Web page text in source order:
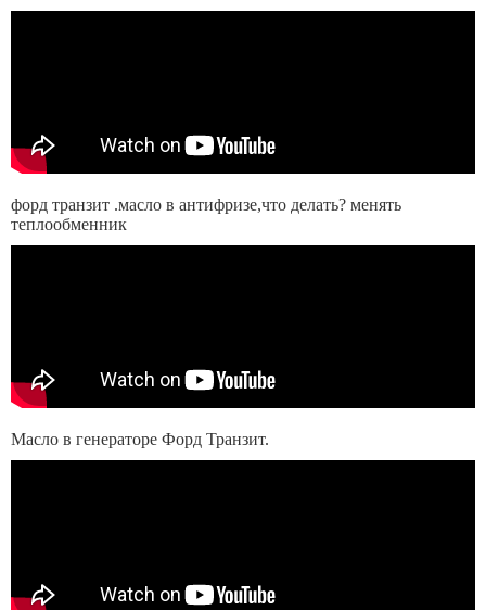
форд транзит .масло в антифризе,что делать? менять
теплообменник
Масло в генераторе Форд Транзит.